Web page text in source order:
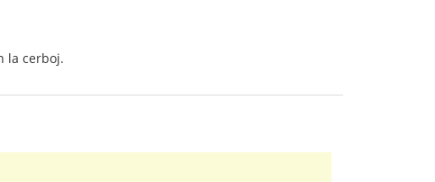
la cerboj.